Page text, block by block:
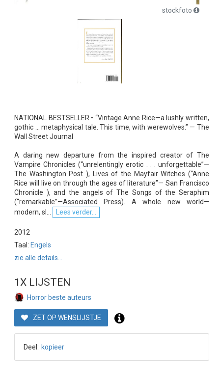
stockfoto
NATIONAL BESTSELLER • “Vintage Anne Rice—a lushly written,
gothic … metaphysical tale. This time, with werewolves.” — The
Wall Street Journal
A daring new departure from the inspired creator of The
Vampire Chronicles (“unrelentingly erotic . . . unforgettable”—
The Washington Post ), Lives of the Mayfair Witches (“Anne
Rice will live on through the ages of literature”— San Francisco
Chronicle ), and the angels of The Songs of the Seraphim
(“remarkable”—Associated Press). A whole new world—
modern, sl...
Lees verder...
2012
Taal: Engels
zie alle details...
1X LIJSTEN
Horror beste auteurs
ZET OP WENSLIJSTJE
Deel: kopieer